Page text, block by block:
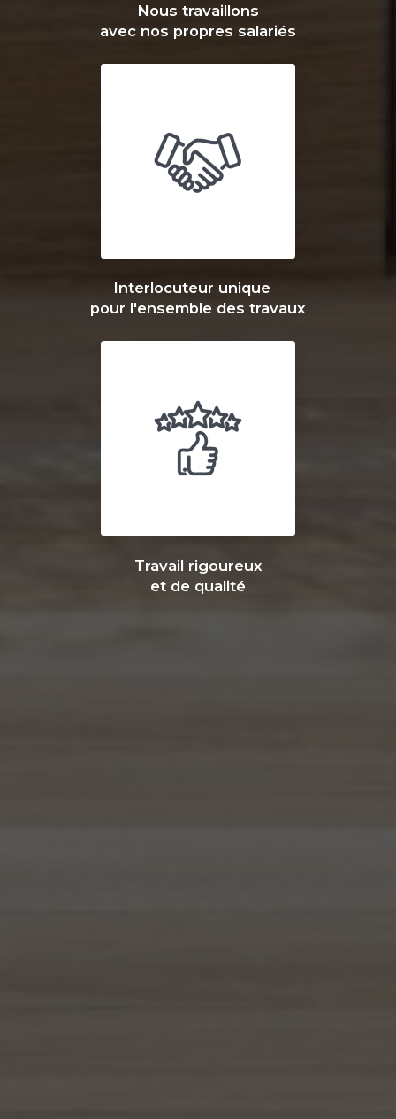
Nous travaillons
avec nos propres salariés
Interlocuteur unique
pour l'ensemble des travaux
Travail rigoureux
et de qualité